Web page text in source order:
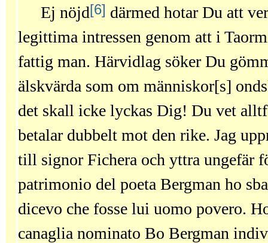
Ej nöjd[6] därmed hotar Du att
legittima intressen genom att i
fattig man. Härvidlag söker Du
älskvärda som om människor[s]
det skall icke lyckas Dig! Du vet
betalar dubbelt mot den rike. Jag
till signor Fichera och yttra ungefär
patrimonio del poeta Bergman ho
dicevo che fosse lui uomo povero.
canaglia nominato Bo Bergman